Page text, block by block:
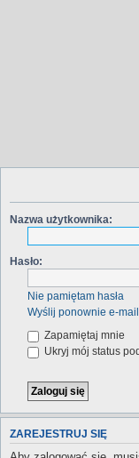
Nazwa użytkownika:
Hasło:
Nie pamiętam hasła
Wyślij ponownie e-
Zapamiętaj mnie
Ukryj mój status
ZAREJESTRUJ SIĘ